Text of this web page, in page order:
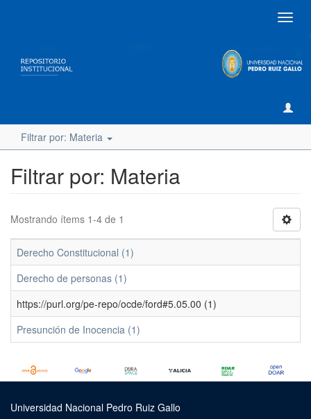
Filtrar por: Materia
Filtrar por: Materia
Mostrando ítems 1-4 de 1
Derecho Constitucional (1)
Derecho de personas (1)
https://purl.org/pe-repo/ocde/ford#5.05.00 (1)
Presunción de Inocencia (1)
Universidad Nacional Pedro Ruiz Gallo